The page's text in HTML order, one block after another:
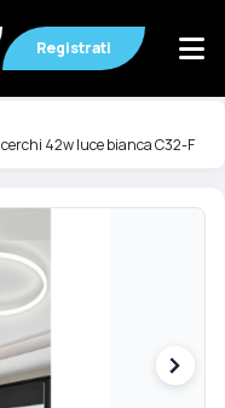
Registrati
42w luce bianca C32-F
Vai